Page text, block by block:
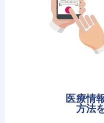
医療情
方法